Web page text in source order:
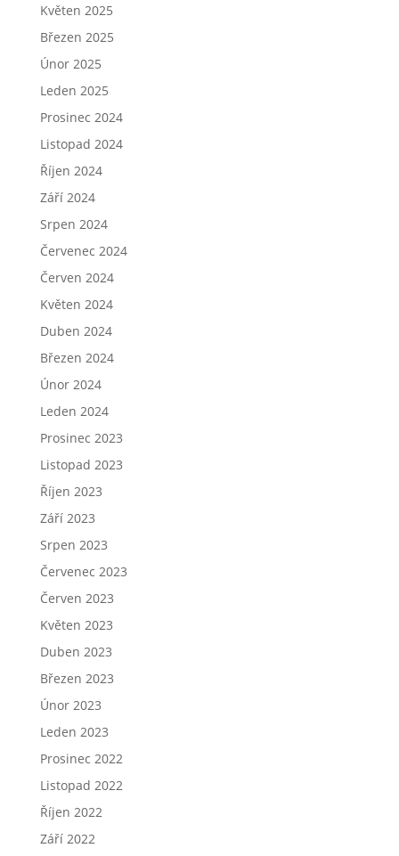
Květen 2025
Březen 2025
Únor 2025
Leden 2025
Prosinec 2024
Listopad 2024
Říjen 2024
Září 2024
Srpen 2024
Červenec 2024
Červen 2024
Květen 2024
Duben 2024
Březen 2024
Únor 2024
Leden 2024
Prosinec 2023
Listopad 2023
Říjen 2023
Září 2023
Srpen 2023
Červenec 2023
Červen 2023
Květen 2023
Duben 2023
Březen 2023
Únor 2023
Leden 2023
Prosinec 2022
Listopad 2022
Říjen 2022
Září 2022